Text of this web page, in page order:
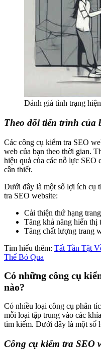
Đánh giá tình trạng
Theo dõi tiến trình của
Các công cụ kiểm tra SEO
web của bạn theo thời gian.
hiệu quả của các nỗ lực SEO
cần thiết.
Dưới đây là một số lợi ích cụ
tra SEO website:
Cải thiện thứ hạng
Tăng khả năng hiển thị
Tăng chất lượng trang
Tìm hiểu thêm: Tất Tần Tật
Thể Bỏ Qua
Có những công cụ
nào?
Có nhiều loại công cụ phân
mỗi loại tập trung vào các
tìm kiếm. Dưới đây là một số
Công cụ kiểm tra SEO